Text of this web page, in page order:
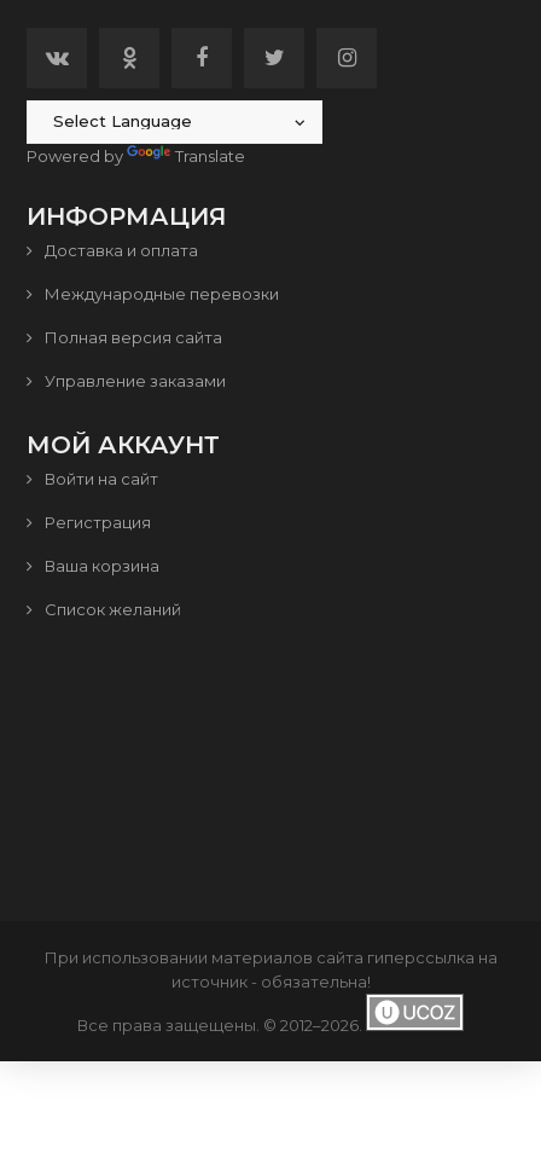
Powered by Translate
ИНФОРМАЦИЯ
Доставка и оплата
Международные перевозки
Полная версия сайта
Управление заказами
МОЙ АККАУНТ
Войти на сайт
Регистрация
Ваша корзина
Список желаний
При использовании материалов сайта гиперссылка на
источник - обязательна!
Все права защещены. © 2012–2026